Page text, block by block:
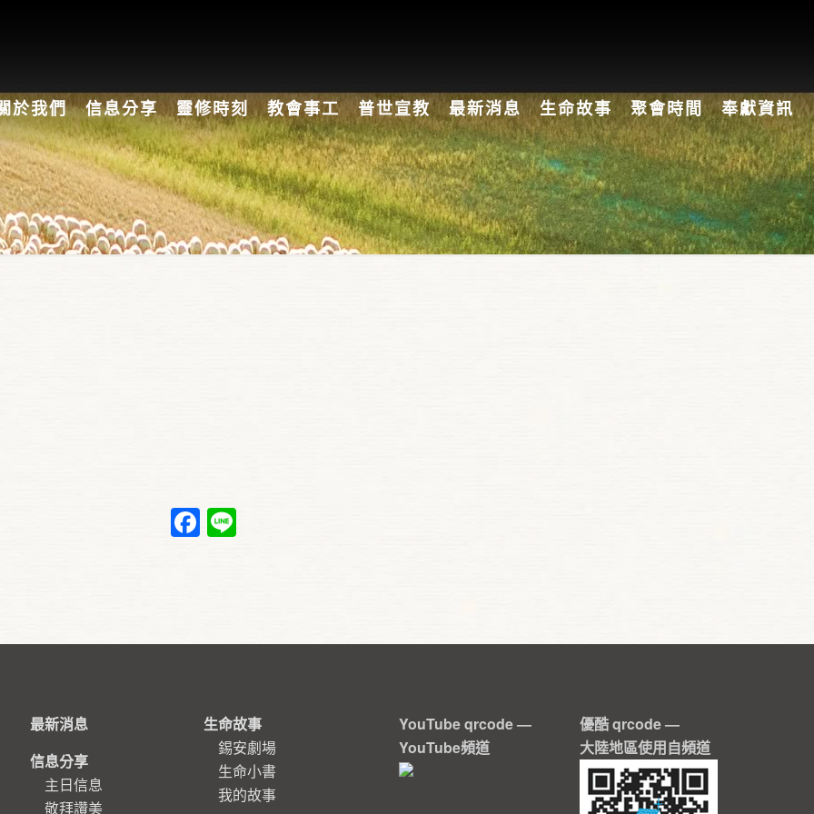
於我們 信息分享 靈修時刻 教會事工 普世宣教 最新消息 生命故事 聚會時間 奉獻資訊
Facebook
Line
最新消息
信息分享
主日信息
敬拜讚美
生命故事
錫安劇場
生命小書
我的故事
YouTube qrcode —
YouTube頻道
優酷 qrcode —
大陸地區使用自頻道